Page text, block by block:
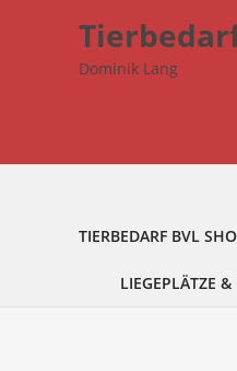
Dominik Lang
TIERBEDARF BVL
LIEGEPLÄTZE &